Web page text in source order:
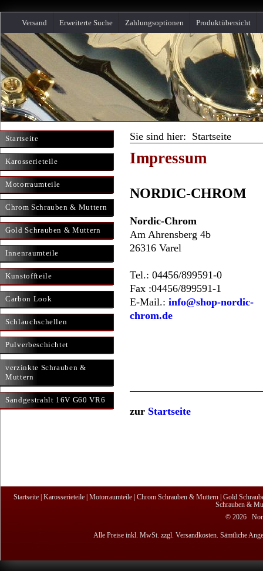
Produktübersicht
Zahlungsoptionen
Erweiterte Suche
Versand
Startseite
Karosserieteile
Motorraumteile
Chrom Schrauben & Muttern
Gold Schrauben & Muttern
Innenraumteile
Kunstoffteile
Carbon Look
Schlauchschellen
Pulverbeschichtet
verzinkte Schrauben &
Muttern
Sandgestrahlt 16V G60 VR6
Sie sind hier: Startseite
Impressum
NORDIC-CHROM
Nordic-Chrom
Am Ahrensberg 4b
26316 Varel
Tel.: 04456/899591-0
Fax :04456/899591-1
E-Mail.: info@shop-nordic-
chrom.de
zur Startseite
Startseite| Karosserieteile| Motorraumteile| Chrom Schrauben & Muttern| Gold
Schrauben &
© 2026
Alle Preise inkl. MwSt. zzgl. Versandkosten. Sämtliche